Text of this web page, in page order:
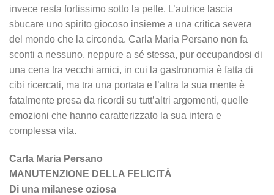
invece resta fortissimo sotto la pelle. L’autrice lascia
sbucare uno spirito giocoso insieme a una critica severa
del mondo che la circonda. Carla Maria Persano non fa
sconti a nessuno, neppure a sé stessa, pur occupandosi di
una cena tra vecchi amici, in cui la gastronomia è fatta di
cibi ricercati, ma tra una portata e l’altra la sua mente è
fatalmente presa da ricordi su tutt’altri argomenti, quelle
emozioni che hanno caratterizzato la sua intera e
complessa vita.
Carla Maria Persano
MANUTENZIONE DELLA FELICITÀ
Di una milanese oziosa